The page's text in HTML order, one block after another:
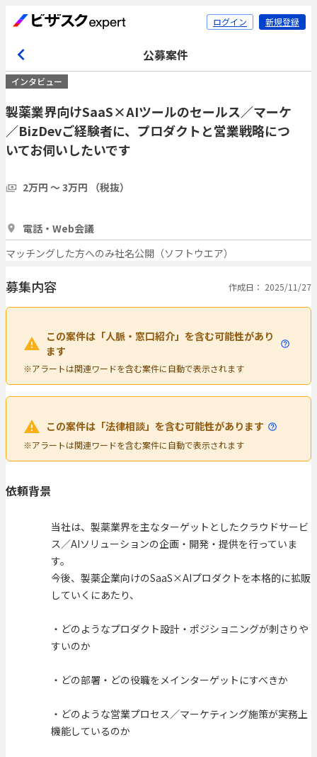
ログイン 新規登録
公募案件
インタビュー
製薬業界向けSaaS×AIツールのセールス／マーケ
／BizDevご経験者に、プロダクトと営業戦略につ
いてお伺いしたいです
2万円 〜 3万円 （税抜）
電話・Web会議
マッチングした方へのみ社名公開（ソフトウエア）
募集内容 作成日： 2025/11/27
この案件は「人脈・窓口紹介」を含む可能性があり
ます
※アラートは関連ワードを含む案件に自動で表示されます
この案件は「法律相談」を含む可能性があります
※アラートは関連ワードを含む案件に自動で表示されます
依頼背景
当社は、製薬業界を主なターゲットとしたクラウドサービ
ス／AIソリューションの企画・開発・提供を行っていま
す。
今後、製薬企業向けのSaaS×AIプロダクトを本格的に拡販
していくにあたり、
・どのようなプロダクト設計・ポジショニングが刺さりや
すいのか
・どの部署・どの役職をメインターゲットにすべきか
・どのような営業プロセス／マーケティング施策が実務上
機能しているのか